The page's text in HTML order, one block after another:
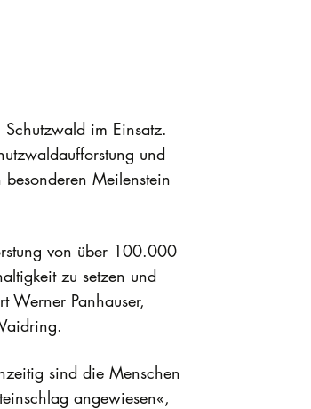
im Einsatz.
und
Meilenstein
von über 100.000
zu setzen und
Werner Panhauser,
sind die Menschen
angewiesen«,